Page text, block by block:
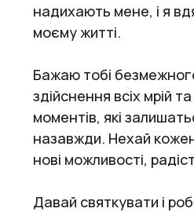
надихають мене, і я
моєму житті.
Бажаю тобі
здійснення всіх мрій
моментів, які
назавжди. Нехай
нові можливості,
Давай святкувати і